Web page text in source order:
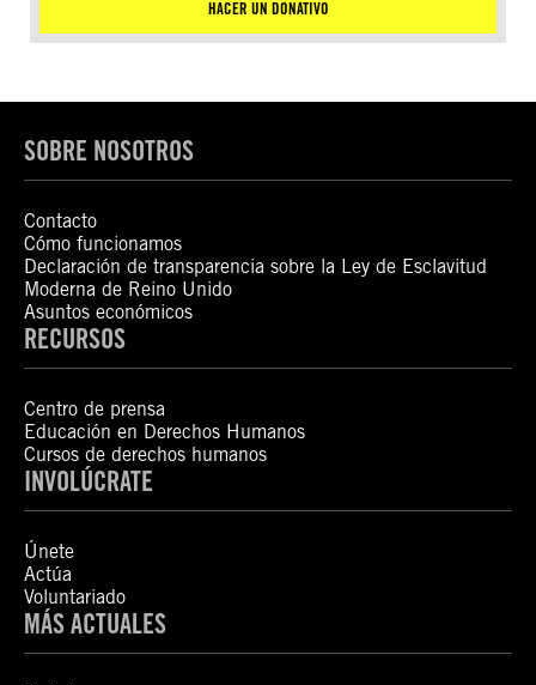
HACER UN DONATIVO
SOBRE NOSOTROS
Contacto
Cómo funcionamos
Declaración de transparencia sobre la Ley de Esclavitud
Moderna de Reino Unido
Asuntos económicos
RECURSOS
Centro de prensa
Educación en Derechos Humanos
Cursos de derechos humanos
INVOLÚCRATE
Únete
Actúa
Voluntariado
MÁS ACTUALES